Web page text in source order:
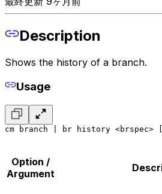
Description
Shows the history of a branch.
Usage
cm branch | br history <brspec>
Option /
Argument